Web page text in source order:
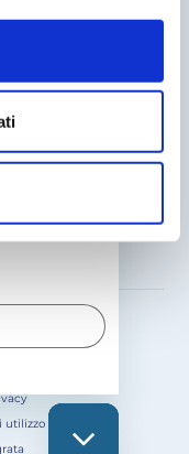
utilizzo